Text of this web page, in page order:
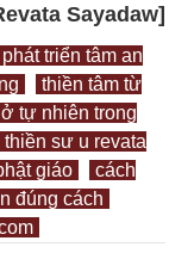
Sayadaw]
phát triển tâm an
thiền tâm từ
tự nhiên trong
thiền sư u revata
giáo
cách
đúng cách